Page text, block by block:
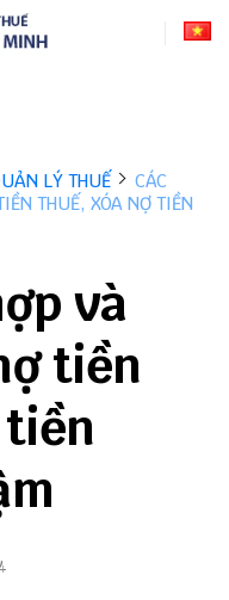
LÝ THUẾ
CÁC
THUẾ, XÓA NỢ TIỀN
và
tiền